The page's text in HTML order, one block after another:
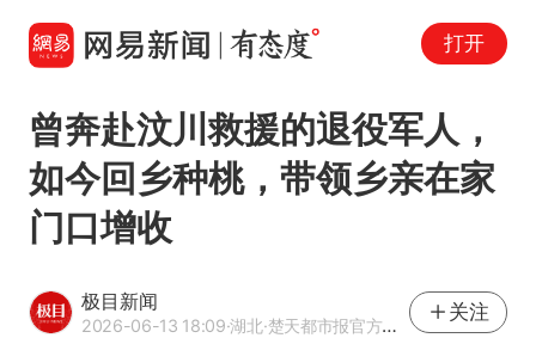
打开
曾奔赴汶川救援的退役军人，
如今回乡种桃，带领乡亲在家
门口增收
极目新闻
2026-06-13 18:09·湖北·楚天都市报官方网易号
关注